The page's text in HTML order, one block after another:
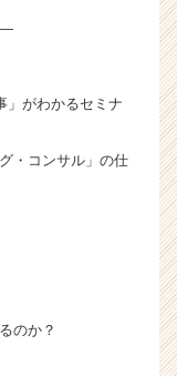
」がわかるセミナ
・コンサル」の仕
のか？